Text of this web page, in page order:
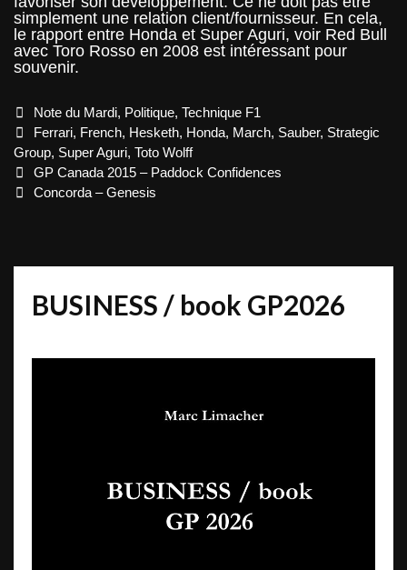
simplement une relation client/fournisseur. En cela,
le rapport entre Honda et Super Aguri, voir Red Bull
avec Toro Rosso en 2008 est intéressant pour
souvenir.
Categories
Note du Mardi, Politique,Technique F1
Tags
Ferrari, French, Hesketh, Honda, March, Sauber, Strategic
Group, Super Aguri, Toto Wolff
Post
navigation
GP Canada 2015 – Paddock Confidences
Concorda – Genesis
BUSINESS / book GP2026